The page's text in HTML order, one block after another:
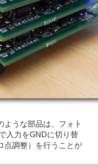
ような部品は、フォト
入力をGNDに切り替
点調整）を行うことが